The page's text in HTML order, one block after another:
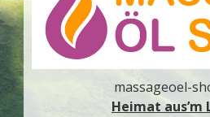
massageoel-
Heimat aus’m